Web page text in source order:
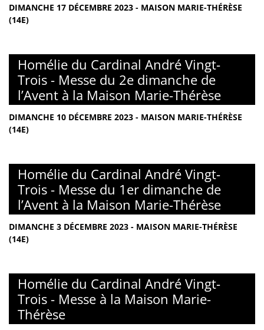
DIMANCHE 17 DÉCEMBRE 2023 - MAISON MARIE-THÉRÈSE
(14E)
Homélie du Cardinal André Vingt-
Trois - Messe du 2e dimanche de
l’Avent à la Maison Marie-Thérèse
DIMANCHE 10 DÉCEMBRE 2023 - MAISON MARIE-THÉRÈSE
(14E)
Homélie du Cardinal André Vingt-
Trois - Messe du 1er dimanche de
l’Avent à la Maison Marie-Thérèse
DIMANCHE 3 DÉCEMBRE 2023 - MAISON MARIE-THÉRÈSE
(14E)
Homélie du Cardinal André Vingt-
Trois - Messe à la Maison Marie-
Thérèse